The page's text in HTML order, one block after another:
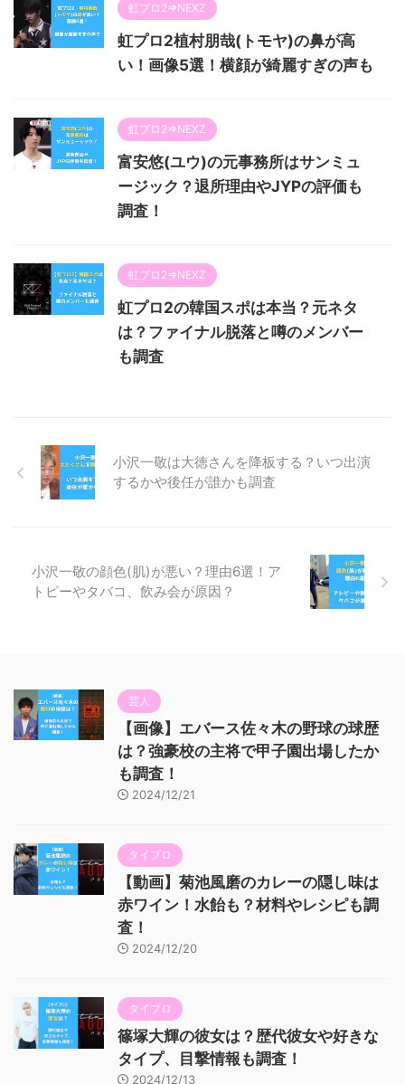
虹プロ2⇒NEXZ
虹プロ2植村朋哉(トモヤ)の鼻が高
い！画像5選！横顔が綺麗すぎの声も
虹プロ2⇒NEXZ
富安悠(ユウ)の元事務所はサンミュ
ージック？退所理由やJYPの評価も
調査！
虹プロ2⇒NEXZ
虹プロ2の韓国スポは本当？元ネタ
は？ファイナル脱落と噂のメンバー
も調査
小沢一敬は大徳さんを降板する？いつ出演
するかや後任が誰かも調査
小沢一敬の顔色(肌)が悪い？理由6選！ア
トピーやタバコ、飲み会が原因？
芸人
【画像】エバース佐々木の野球の球歴
は？強豪校の主将で甲子園出場したか
も調査！
2024/12/21
タイプロ
【動画】菊池風磨のカレーの隠し味は
赤ワイン！水飴も？材料やレシピも調
査！
2024/12/20
タイプロ
篠塚大輝の彼女は？歴代彼女や好きな
タイプ、目撃情報も調査！
2024/12/13